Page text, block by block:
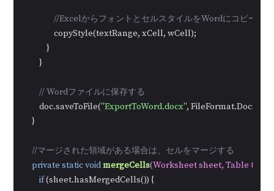
//ExcelからフォントとセルスタイルをWordにコピーする
                copyStyle(textRange, xCell, wCell);
            }
        }
// Wordファイルに保存する
        doc.saveToFile(
"ExportToWord.docx", FileFormat.Docx);
    }
//マージされた領域がある場合は、セルをマージする
private staticvoidmergeCells(Worksheet sheet, Table
if (sheet.hasMergedCells()) {